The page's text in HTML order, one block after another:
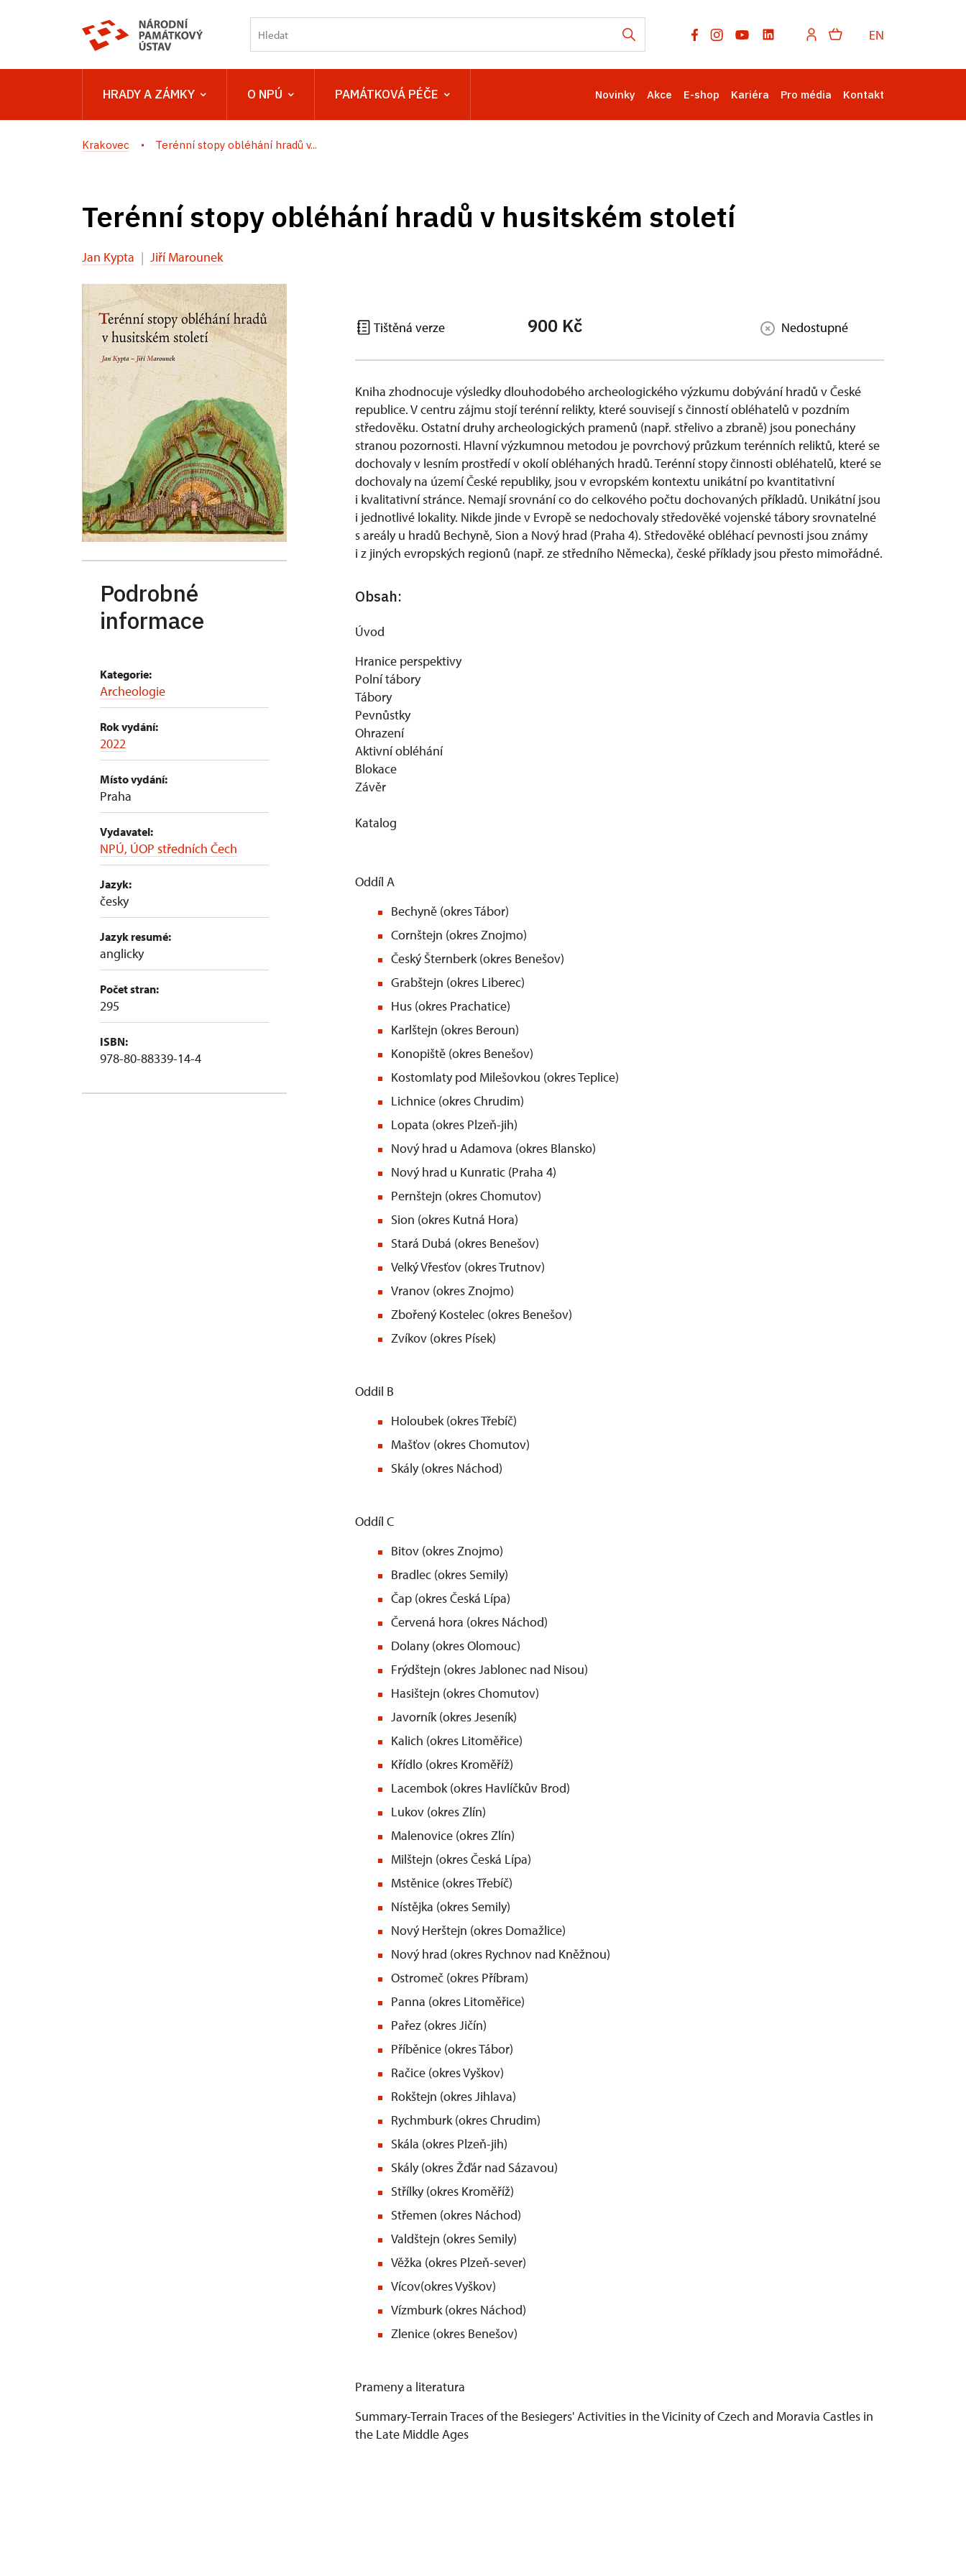
EN
HRADY A ZÁMKY O NPÚ PAMÁTKOVÁ PÉČE Novinky Akce E-shop Kariéra Pro média Kontakt
Krakovec Terénní stopy obléhání hradů v...
Terénní stopy obléhání hradů v husitském století
Jan Kypta | Jiří Marounek
Podrobné
informace
Kategorie:
Archeologie
Rok vydání:
2022
Místo vydání:
Praha
Vydavatel:
NPÚ, ÚOP středních Čech
Jazyk:
česky
Jazyk resumé:
anglicky
Počet stran:
295
ISBN:
978-80-88339-14-4
Tištěná verze 900 Kč Nedostupné
Kniha zhodnocuje výsledky dlouhodobého archeologického výzkumu dobývání hradů v České
republice. V centru zájmu stojí terénní relikty, které souvisejí s činností obléhatelů v pozdním
středověku. Ostatní druhy archeologických pramenů (např. střelivo a zbraně) jsou ponechány
stranou pozornosti. Hlavní výzkumnou metodou je povrchový průzkum terénních reliktů, které se
dochovaly v lesním prostředí v okolí obléhaných hradů. Terénní stopy činnosti obléhatelů, které se
dochovaly na území České republiky, jsou v evropském kontextu unikátní po kvantitativní
i kvalitativní stránce. Nemají srovnání co do celkového počtu dochovaných příkladů. Unikátní jsou
i jednotlivé lokality. Nikde jinde v Evropě se nedochovaly středověké vojenské tábory srovnatelné
s areály u hradů Bechyně, Sion a Nový hrad (Praha 4). Středověké obléhací pevnosti jsou známy
i z jiných evropských regionů (např. ze středního Německa), české příklady jsou přesto mimořádné.
Obsah:
Úvod
Hranice perspektivy
Polní tábory
Tábory
Pevnůstky
Ohrazení
Aktivní obléhání
Blokace
Závěr
Katalog
Oddíl A
Bechyně (okres Tábor)
Cornštejn (okres Znojmo)
Český Šternberk (okres Benešov)
Grabštejn (okres Liberec)
Hus (okres Prachatice)
Karlštejn (okres Beroun)
Konopiště (okres Benešov)
Kostomlaty pod Milešovkou (okres Teplice)
Lichnice (okres Chrudim)
Lopata (okres Plzeň-jih)
Nový hrad u Adamova (okres Blansko)
Nový hrad u Kunratic (Praha 4)
Pernštejn (okres Chomutov)
Sion (okres Kutná Hora)
Stará Dubá (okres Benešov)
Velký Vřesťov (okres Trutnov)
Vranov (okres Znojmo)
Zbořený Kostelec (okres Benešov)
Zvíkov (okres Písek)
Oddil B
Holoubek (okres Třebíč)
Mašťov (okres Chomutov)
Skály (okres Náchod)
Oddíl C
Bitov (okres Znojmo)
Bradlec (okres Semily)
Čap (okres Česká Lípa)
Červená hora (okres Náchod)
Dolany (okres Olomouc)
Frýdštejn (okres Jablonec nad Nisou)
Hasištejn (okres Chomutov)
Javorník (okres Jeseník)
Kalich (okres Litoměřice)
Křídlo (okres Kroměříž)
Lacembok (okres Havlíčkův Brod)
Lukov (okres Zlín)
Malenovice (okres Zlín)
Milštejn (okres Česká Lípa)
Mstěnice (okres Třebíč)
Nístějka (okres Semily)
Nový Herštejn (okres Domažlice)
Nový hrad (okres Rychnov nad Kněžnou)
Ostromeč (okres Příbram)
Panna (okres Litoměřice)
Pařez (okres Jičín)
Příběnice (okres Tábor)
Račice (okres Vyškov)
Rokštejn (okres Jihlava)
Rychmburk (okres Chrudim)
Skála (okres Plzeň-jih)
Skály (okres Žďár nad Sázavou)
Střílky (okres Kroměříž)
Střemen (okres Náchod)
Valdštejn (okres Semily)
Věžka (okres Plzeň-sever)
Vícov(okres Vyškov)
Vízmburk (okres Náchod)
Zlenice (okres Benešov)
Prameny a literatura
Summary-Terrain Traces of the Besiegers' Activities in the Vicinity of Czech and Moravia Castles in
the Late Middle Ages